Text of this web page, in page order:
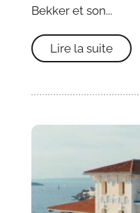
Bekker et son...
Lire la suite